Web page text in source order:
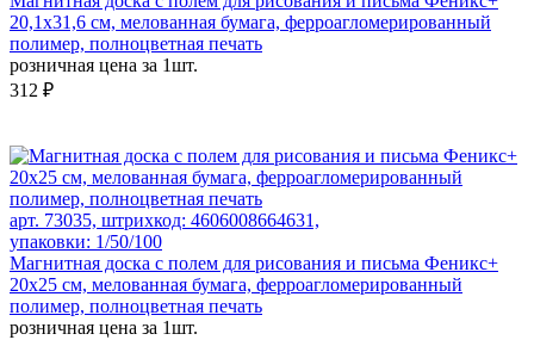
20,1х31,6 см, мелованная бумага, ферроагломерированный
полимер, полноцветная печать
розничная цена за 1шт.
312 ₽
арт. 73035, штрихкод: 4606008664631,
упаковки: 1/50/100
Магнитная доска c полем для рисования и письма Феникс+
20х25 см, мелованная бумага, ферроагломерированный
полимер, полноцветная печать
розничная цена за 1шт.